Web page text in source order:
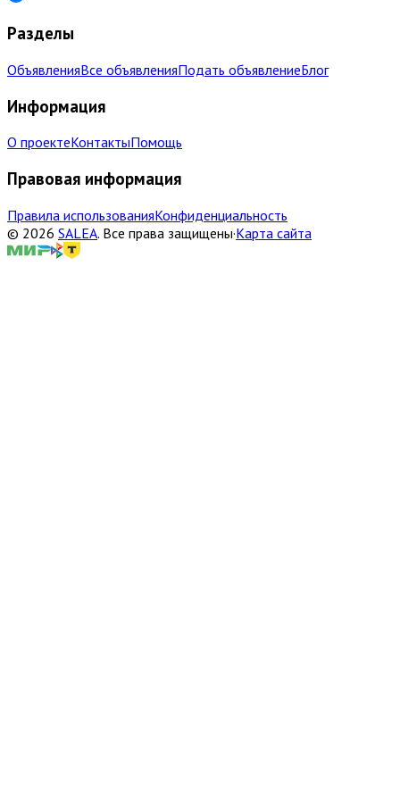
Разделы
ОбъявленияВсе объявленияПодать объявлениеБлог
Информация
О проектеКонтактыПомощь
Правовая информация
Правила использованияКонфиденциальность
© 2026 SALEA. Все права защищены·Карта сайта